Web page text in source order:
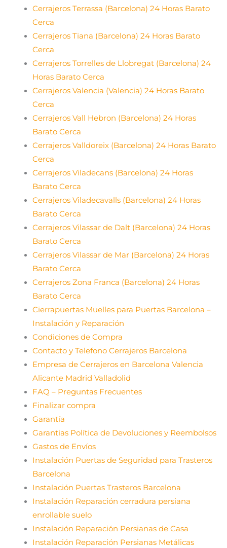
Cerrajeros Terrassa (Barcelona) 24 Horas Barato
Cerca
Cerrajeros Tiana (Barcelona) 24 Horas Barato
Cerca
Cerrajeros Torrelles de Llobregat (Barcelona) 24
Horas Barato Cerca
Cerrajeros Valencia (Valencia) 24 Horas Barato
Cerca
Cerrajeros Vall Hebron (Barcelona) 24 Horas
Barato Cerca
Cerrajeros Valldoreix (Barcelona) 24 Horas Barato
Cerca
Cerrajeros Viladecans (Barcelona) 24 Horas
Barato Cerca
Cerrajeros Viladecavalls (Barcelona) 24 Horas
Barato Cerca
Cerrajeros Vilassar de Dalt (Barcelona) 24 Horas
Barato Cerca
Cerrajeros Vilassar de Mar (Barcelona) 24 Horas
Barato Cerca
Cerrajeros Zona Franca (Barcelona) 24 Horas
Barato Cerca
Cierrapuertas Muelles para Puertas Barcelona –
Instalación y Reparación
Condiciones de Compra
Contacto y Telefono Cerrajeros Barcelona
Empresa de Cerrajeros en Barcelona Valencia
Alicante Madrid Valladolid
FAQ – Preguntas Frecuentes
Finalizar compra
Garantía
Garantias Política de Devoluciones y Reembolsos
Gastos de Envíos
Instalación Puertas de Seguridad para Trasteros
Barcelona
Instalación Puertas Trasteros Barcelona
Instalación Reparación cerradura persiana
enrollable suelo
Instalación Reparación Persianas de Casa
Instalación Reparación Persianas Metálicas